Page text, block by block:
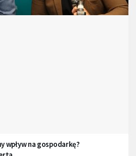
wpływ na gospodarkę?